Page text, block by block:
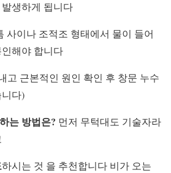
생하게 됩니다
사이나 조적조 형태에서 물이 들어
해야 합니다
고 근본적인 원인 확인 후 창문 누수
다)
는 방법은? 먼저 무턱대도 기술자라
하시는 것 을 추천합니다 비가 오는